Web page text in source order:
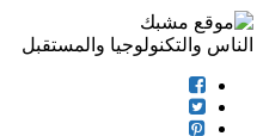
الناس والتكنولوجيا والمستقبل